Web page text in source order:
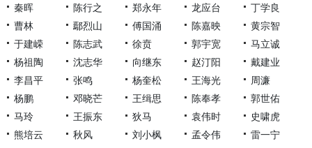
秦晖 陈行之 郑永年 龙应台
丁学良
曹林
鄢烈山 傅国涌 陈嘉映
黄宗智
于建嵘
陈志武 徐贲 郭宇宽
马立诚
杨祖陶
沈志华 向继东 赵汀阳
戴建业
李昌平
张鸣 杨奎松 王海光
周濂
杨鹏
邓晓芒 王缉思 陈奉孝
郭世佑
马玲
王振东 狄马 袁伟时
史啸虎
熊培云
秋风 刘小枫 孟令伟
雷一宁